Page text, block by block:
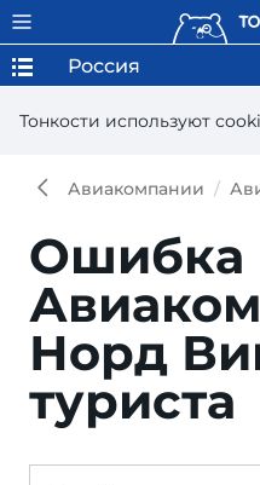
Тонкости используют
Россия
Авиакомпании
Ошибка
Норд
туриста